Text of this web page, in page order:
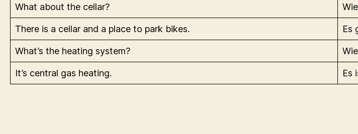
What about the cellar?
There is a cellar and a place to park bikes. Es
What’s the heating system?
It’s central gas heating. Es